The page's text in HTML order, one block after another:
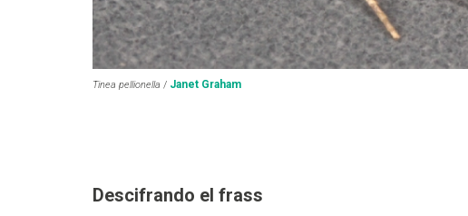
Tinea pellionella / Janet Graham
Descifrando el frass